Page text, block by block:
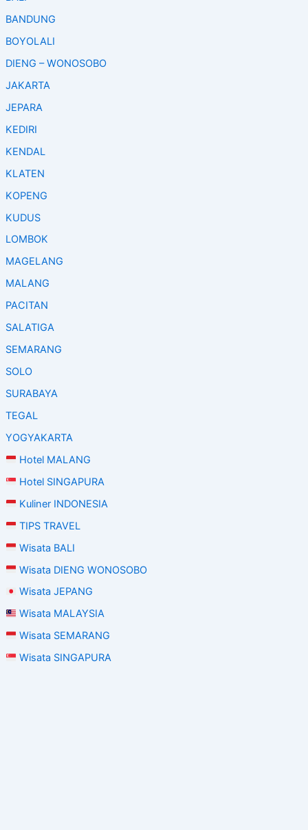
BANDUNG
BOYOLALI
DIENG – WONOSOBO
JAKARTA
JEPARA
KEDIRI
KENDAL
KLATEN
KOPENG
KUDUS
LOMBOK
MAGELANG
MALANG
PACITAN
SALATIGA
SEMARANG
SOLO
SURABAYA
TEGAL
YOGYAKARTA
Hotel MALANG
Hotel SINGAPURA
Kuliner INDONESIA
TIPS TRAVEL
Wisata BALI
Wisata DIENG WONOSOBO
Wisata JEPANG
Wisata MALAYSIA
Wisata SEMARANG
Wisata SINGAPURA